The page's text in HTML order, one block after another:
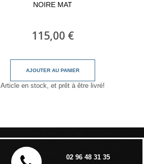
NOIRE MAT
115,00 €
AJOUTER AU PANIER
Article en stock, et prêt à être livré!
02 96 48 31 35